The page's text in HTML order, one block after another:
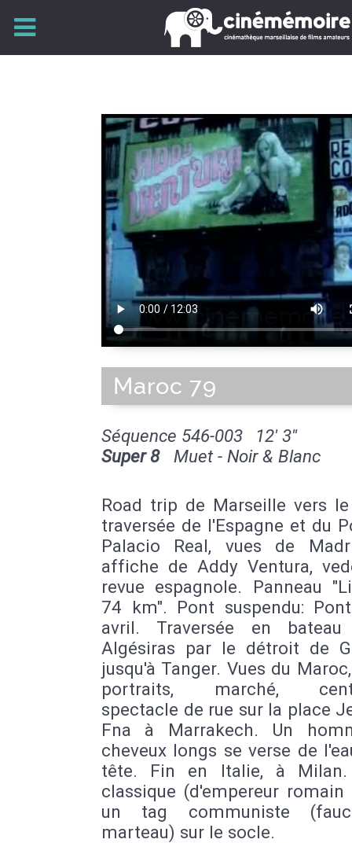
Maroc 79
Séquence 546-003
12' 3''
Super 8Muet - Noir & Blanc
Road trip de Marseille vers
traversée de l'Espagne et du
Palacio Real, vues de
affiche de Addy Ventura,
revue espagnole. Panneau
74 km". Pont suspendu:
avril. Traversée en bateau
Algésiras par le détroit de
jusqu'à Tanger. Vues du
portraits, marché,
spectacle de rue sur la place
Fna à Marrakech. Un
cheveux longs se verse de
tête. Fin en Italie, à Milan.
classique (d'empereur romain
un tag communiste
marteau) sur le socle.